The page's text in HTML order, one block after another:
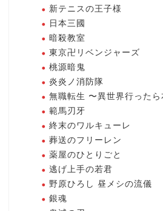
新テニスの王子様
日本三國
暗殺教室
東京卍リベンジャーズ
桃源暗鬼
炎炎ノ消防隊
無職転生 〜異世界行ったら
範馬刃牙
終末のワルキューレ
葬送のフリーレン
薬屋のひとりごと
逃げ上手の若君
野原ひろし 昼メシの流儀
銀魂